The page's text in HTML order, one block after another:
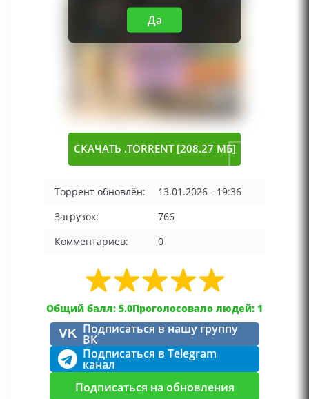
СКАЧАТЬ .TORRENT [208.27 МБ]
Да
Торрент обновлён:
13.01.2026 - 19:36
Загрузок:
766
Комментариев:
0
Общий балл: 5.0Проголосовало людей: 1
VK Подписаться в нашу группу
ВК
Подписаться в Telegram
канал
Подписаться на обновления